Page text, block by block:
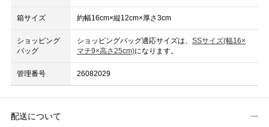
箱サイズ 約幅16cm×縦12cm×厚さ3cm
ショッピング
バッグ
ショッピングバッグ適応サイズは、 SSサイズ(幅16×
マチ9×高さ25cm)になります。
管理番号 26082029
配送について